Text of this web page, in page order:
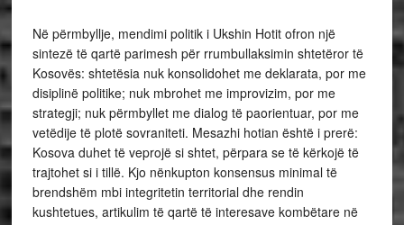
Në përmbyllje, mendimi politik i Ukshin Hotit ofron një
sintezë të qartë parimesh për rrumbullaksimin shtetëror të
Kosovës: shtetësia nuk konsolidohet me deklarata, por me
disiplinë politike; nuk mbrohet me improvizim, por me
strategji; nuk përmbyllet me dialog të paorientuar, por me
vetëdije të plotë sovraniteti. Mesazhi hotian është i prerë:
Kosova duhet të veprojë si shtet, përpara se të kërkojë të
trajtohet si i tillë. Kjo nënkupton konsensus minimal të
brendshëm mbi integritetin territorial dhe rendin
kushtetues, artikulim të qartë të interesave kombëtare në